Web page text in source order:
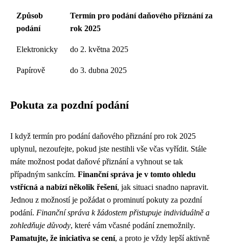
Způsob
podání
Termín pro podání daňového přiznání za
rok 2025
Elektronicky do 2. května 2025
Papírově do 3. dubna 2025
Pokuta za pozdní podání
I když termín pro podání daňového přiznání pro rok 2025
uplynul, nezoufejte, pokud jste nestihli vše včas vyřídit. Stále
máte možnost podat daňové přiznání a vyhnout se tak
případným sankcím. Finanční správa je v tomto ohledu
vstřícná a nabízí několik řešení, jak situaci snadno napravit.
Jednou z možností je požádat o prominutí pokuty za pozdní
podání. Finanční správa k žádostem přistupuje individuálně a
zohledňuje důvody, které vám včasné podání znemožnily.
Pamatujte, že iniciativa se cení, a proto je vždy lepší aktivně